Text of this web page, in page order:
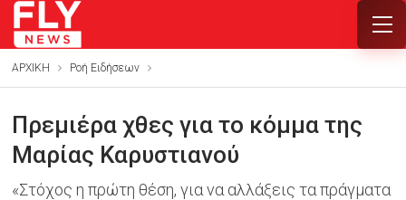
ΑΡΧΙΚΗ Ροή Ειδήσεων
Πρεμιέρα χθες για το κόμμα της
Μαρίας Καρυστιανού
«Στόχος η πρώτη θέση, για να αλλάξεις τα πράγματα